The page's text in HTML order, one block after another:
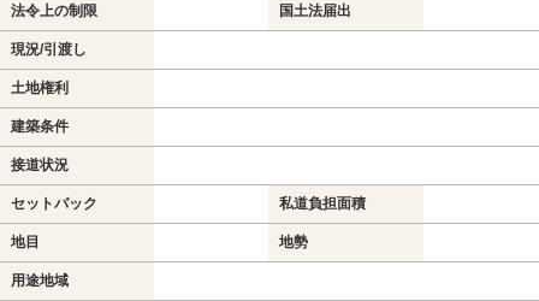
法令上の制限 国土法届出
現況/引渡し
土地権利
建築条件
接道状況
セットバック 私道負担面積
地目 地勢
用途地域